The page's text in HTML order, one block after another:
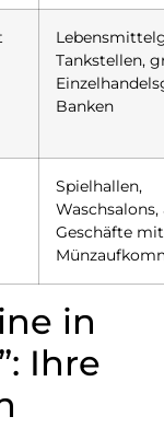
Tankstellen,
Banken
Spielhallen,
Waschsalons,
Geschäfte
in
Ihre